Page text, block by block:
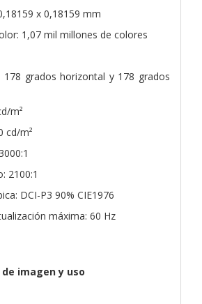
x 0,18159 mm
1,07 mil millones de colores
178 grados horizontal y 178 grados
m²
cd/m²
2100:1
DCI-P3 90% CIE1976
máxima: 60 Hz
imagen y uso